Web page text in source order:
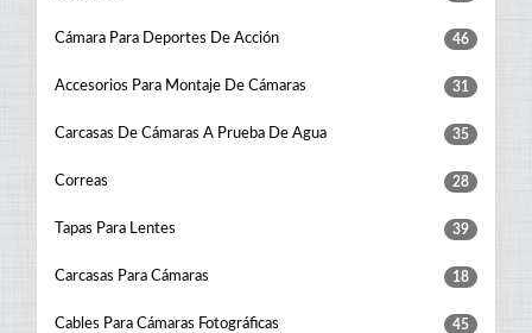
Cámara Para Deportes De Acción 46
Accesorios Para Montaje De Cámaras 31
Carcasas De Cámaras A Prueba De Agua 35
Correas 28
Tapas Para Lentes 39
Carcasas Para Cámaras 18
Cables Para Cámaras Fotográficas 45